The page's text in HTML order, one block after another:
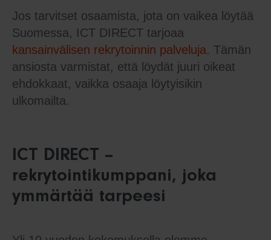
Jos tarvitset osaamista, jota on vaikea löytää
Suomessa, ICT DIRECT tarjoaa
kansainvälisen rekrytoinnin palveluja. Tämän
ansiosta varmistat, että löydät juuri oikeat
ehdokkaat, vaikka osaaja löytyisikin
ulkomailta.
ICT DIRECT –
rekrytointikumppani, joka
ymmärtää tarpeesi